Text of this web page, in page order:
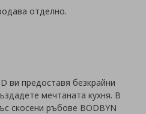
отделно.
ви предоставя безкрайни
мечтаната кухня. В
скосени ръбове BODBYN